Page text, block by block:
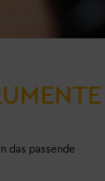
das passende